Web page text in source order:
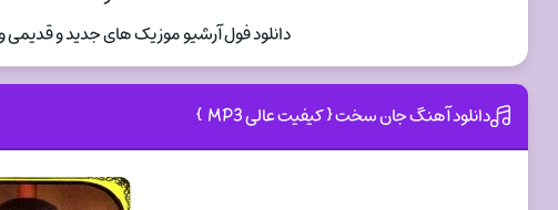
دانلود فول آرشیو موزیک های جدید و
دانلود آهنگ جان سخت { کیفیت عالی MP3 }